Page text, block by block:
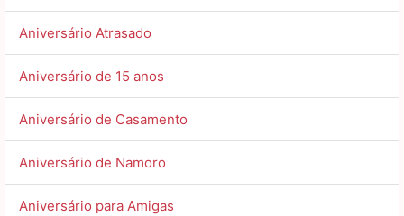
Aniversário Atrasado
Aniversário de 15 anos
Aniversário de Casamento
Aniversário de Namoro
Aniversário para Amigas